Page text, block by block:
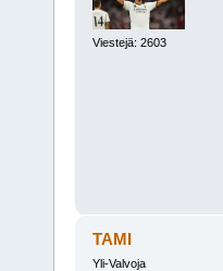
Viestejä: 2603
TAMI
Yli-Valvoja